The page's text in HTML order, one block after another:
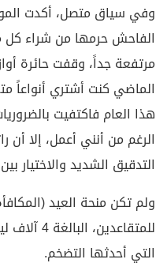
وفي سياق متصل، أكدت
الفاحش حرمها من شراء كل
مرتفعة جداً، وقفت حائرة
الماضي كنت أشتري أنواعاً
هذا العام فاكتفيت
الرغم من أنني أعمل، إلا أن
التدقيق الشديد والاختيار
ولم تكن منحة العيد
التي أحدثها التضخم.